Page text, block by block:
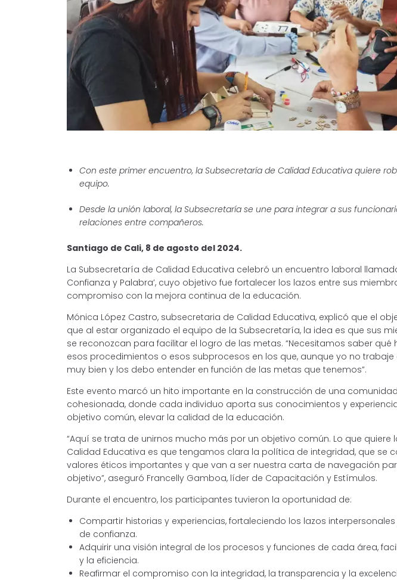
Con este primer encuentro, la Subsecretaría de Calidad Educativa quiere
equipo.
Desde la unión laboral, la Subsecretaría se une para integrar a sus
relaciones entre compañeros.
Santiago de Cali, 8 de agosto del 2024.
La Subsecretaría de Calidad Educativa celebró un encuentro laboral
Confianza y Palabra’, cuyo objetivo fue fortalecer los lazos entre sus
compromiso con la mejora continua de la educación.
Mónica López Castro, subsecretaria de Calidad Educativa, explicó que el
que al estar organizado el equipo de la Subsecretaría, la idea es que sus
se reconozcan para facilitar el logro de las metas. “Necesitamos saber qué
esos procedimientos o esos subprocesos en los que, aunque yo no
muy bien y los debo entender en función de las metas que tenemos”.
Este evento marcó un hito importante en la construcción de una
cohesionada, donde cada individuo aporta sus conocimientos y
objetivo común, elevar la calidad de la educación.
“Aquí se trata de unirnos mucho más por un objetivo común. Lo que quiere
Calidad Educativa es que tengamos clara la política de integridad, que se
valores éticos importantes y que van a ser nuestra carta de navegación
objetivo”, aseguró Francelly Gamboa, líder de Capacitación y Estímulos.
Durante el encuentro, los participantes tuvieron la oportunidad de:
Compartir historias y experiencias, fortaleciendo los lazos
de confianza.
Adquirir una visión integral de los procesos y funciones de cada área,
y la eficiencia.
Reafirmar el compromiso con la integridad, la transparencia y la